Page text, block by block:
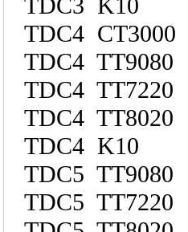
TDC3 K10
TDC4 CT3000
TDC4 TT9080
TDC4 TT7220
TDC4 TT8020
TDC4 K10
TDC5 TT9080
TDC5 TT7220